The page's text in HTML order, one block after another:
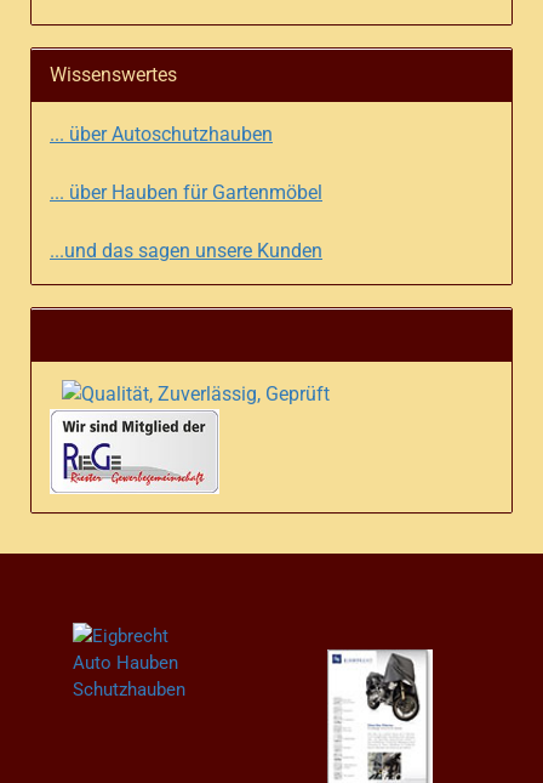
Wissenswertes
... über Autoschutzhauben
... über Hauben für Gartenmöbel
...und das sagen unsere Kunden